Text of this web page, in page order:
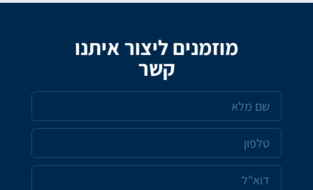
מוזמנים ליצור איתנו
קשר